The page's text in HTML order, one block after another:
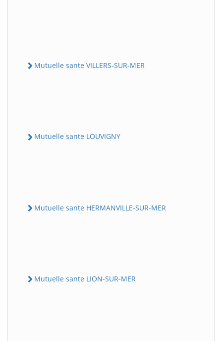
Mutuelle sante VILLERS-SUR-MER
Mutuelle sante LOUVIGNY
Mutuelle sante HERMANVILLE-SUR-MER
Mutuelle sante LION-SUR-MER